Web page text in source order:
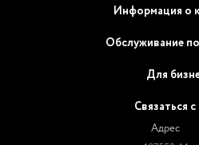
Информация о
Обслуживание
Для
Связаться
Адрес